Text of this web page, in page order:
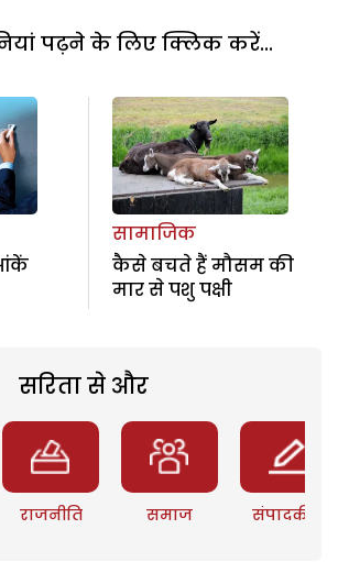
पढ़ने के लिए क्लिक करें...
सामाजिक
कैसे बचते हैं मौसम की
मार से पशु पक्षी
सरिता से और
राजनीति समाज संपादकीय